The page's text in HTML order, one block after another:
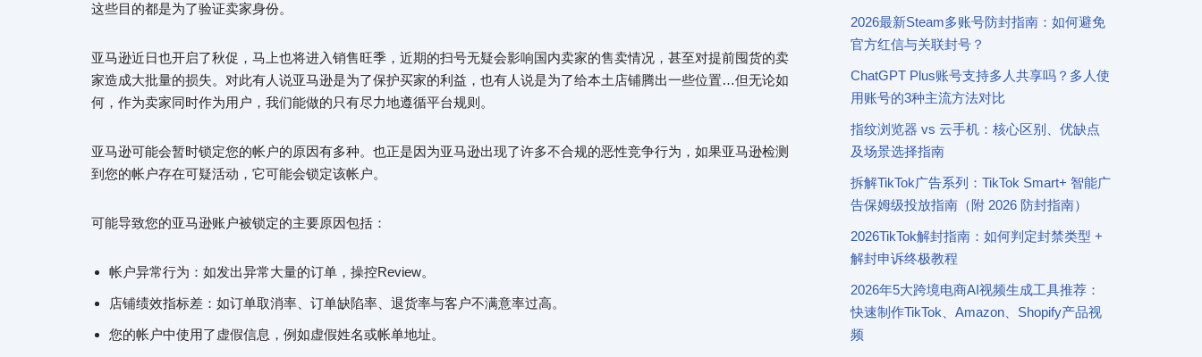
这些目的都是为了验证卖家身份。
亚马逊近日也开启了秋促，马上也将进入销售旺季，近期的扫号无疑会影响国内卖家的售卖情况，甚至对提前囤货的卖
家造成大批量的损失。对此有人说亚马逊是为了保护买家的利益，也有人说是为了给本土店铺腾出一些位置…但无论如
何，作为卖家同时作为用户，我们能做的只有尽力地遵循平台规则。
亚马逊可能会暂时锁定您的帐户的原因有多种。也正是因为亚马逊出现了许多不合规的恶性竞争行为，如果亚马逊检测
到您的帐户存在可疑活动，它可能会锁定该帐户。
可能导致您的亚马逊账户被锁定的主要原因包括：
帐户异常行为：如发出异常大量的订单，操控Review。
店铺绩效指标差：如订单取消率、订单缺陷率、退货率与客户不满意率过高。
您的帐户中使用了虚假信息，例如虚假姓名或帐单地址。
2026最新Steam多账号防封指南：如何避免
官方红信与关联封号？
ChatGPT Plus账号支持多人共享吗？多人使
用账号的3种主流方法对比
指纹浏览器 vs 云手机：核心区别、优缺点
及场景选择指南
拆解TikTok广告系列：TikTok Smart+ 智能广
告保姆级投放指南（附 2026 防封指南）
2026TikTok解封指南：如何判定封禁类型 +
解封申诉终极教程
2026年5大跨境电商AI视频生成工具推荐：
快速制作TikTok、Amazon、Shopify产品视
频